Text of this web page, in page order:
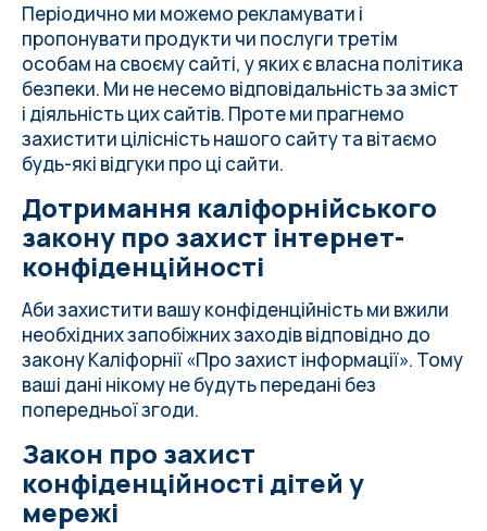
Періодично ми можемо рекламувати і
пропонувати продукти чи послуги третім
особам на своєму сайті, у яких є власна політика
безпеки. Ми не несемо відповідальність за зміст
і діяльність цих сайтів. Проте ми прагнемо
захистити цілісність нашого сайту та вітаємо
будь-які відгуки про ці сайти.
Дотримання каліфорнійського
закону про захист інтернет-
конфіденційності
Аби захистити вашу конфіденційність ми вжили
необхідних запобіжних заходів відповідно до
закону Каліфорнії «Про захист інформації». Тому
ваші дані нікому не будуть передані без
попередньої згоди.
Закон про захист
конфіденційності дітей у
мережі